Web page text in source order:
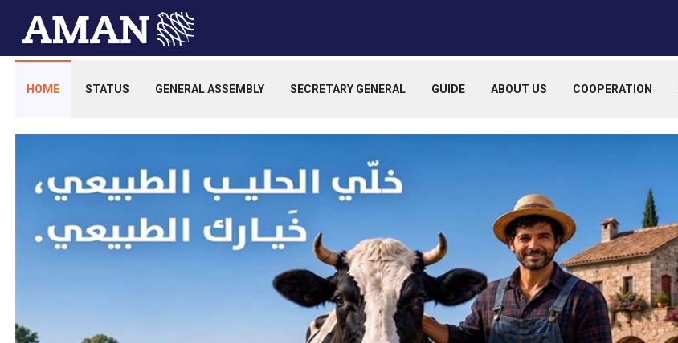
HOME STATUS GENERAL ASSEMBLY SECRETARY GENERAL GUIDE ABOUT US COOPERATION